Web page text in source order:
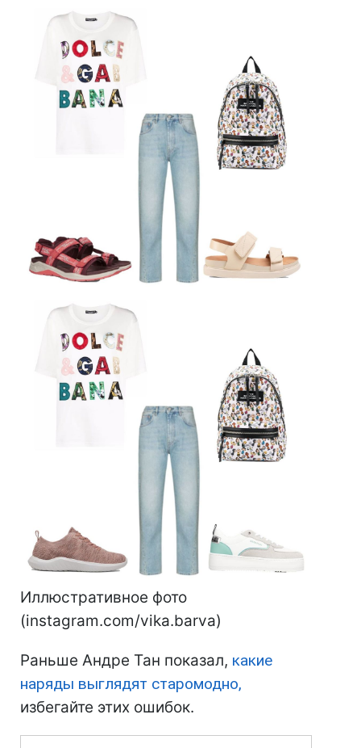
Иллюстративное фото
(instagram.com/vika.barva)
Раньше Андре Тан показал, какие
наряды выглядят старомодно,
избегайте этих ошибок.